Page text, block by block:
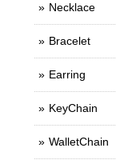
Necklace
Bracelet
Earring
KeyChain
WalletChain